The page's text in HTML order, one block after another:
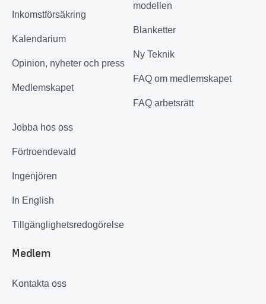
Inkomstförsäkring
Kalendarium
Opinion, nyheter och press
Medlemskapet
modellen
Blanketter
Ny Teknik
FAQ om medlemskapet
FAQ arbetsrätt
Jobba hos oss
Förtroendevald
Ingenjören
In English
Tillgänglighetsredogörelse
Medlem
Kontakta oss